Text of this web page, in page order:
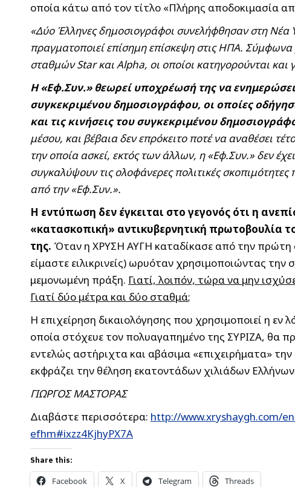
οποία κάτω από τον τίτλο «Πλήρης αποδοκιμασία
«Δύο Έλληνες δημοσιογράφοι συνελήφθησαν στη Νέα
πραγματοποιεί επίσημη επίσκεψη στις ΗΠΑ. Σύμφωνα
σταθμών Star και Alpha, οι οποίοι κατηγορούνται και
Η «Εφ.Συν.» θεωρεί υποχρέωσή της να ενημερώσει
συγκεκριμένου δημοσιογράφου, οι οποίες
και τις κινήσεις του συγκεκριμένου
μέσου, και βέβαια δεν επρόκειτο ποτέ να αναθέσει
την οποία ασκεί, εκτός των άλλων, η «Εφ.Συν.» δεν
συγκαλύψουν τις ολοφάνερες πολιτικές
από την «Εφ.Συν.».
Η εντύπωση δεν έγκειται στο γεγονός ότι η
«κατασκοπική» αντικυβερνητική πρωτοβουλία
της. Όταν η ΧΡΥΣΗ ΑΥΓΗ καταδίκασε από την πρώτη
είμαστε ειλικρινείς) ωρυόταν χρησιμοποιώντας
μεμονωμένη πράξη. Γιατί, λοιπόν, τώρα να μην
Γιατί δύο μέτρα και δύο σταθμά;
Η επιχείρηση δικαιολόγησης που χρησιμοποιεί η
οποία στόχευε τον πολυαγαπημένο της ΣΥΡΙΖΑ, θα
εντελώς αστήριχτα και αβάσιμα «επιχειρήματα»
εκφράζει την θέληση εκατοντάδων χιλιάδων
ΓΙΩΡΓΟΣ ΜΑΣΤΟΡΑΣ
Διαβάστε περισσότερα: http://www.xryshaygh.com/
efhm#ixzz4KjhyPX7A
Share this:
Facebook X Telegram Threads